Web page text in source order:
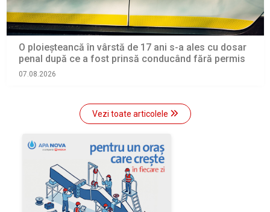
O ploieșteancă în vârstă de 17 ani s-a ales cu dosar
penal după ce a fost prinsă conducând fără permis
07.08.2026
Vezi toate articolele